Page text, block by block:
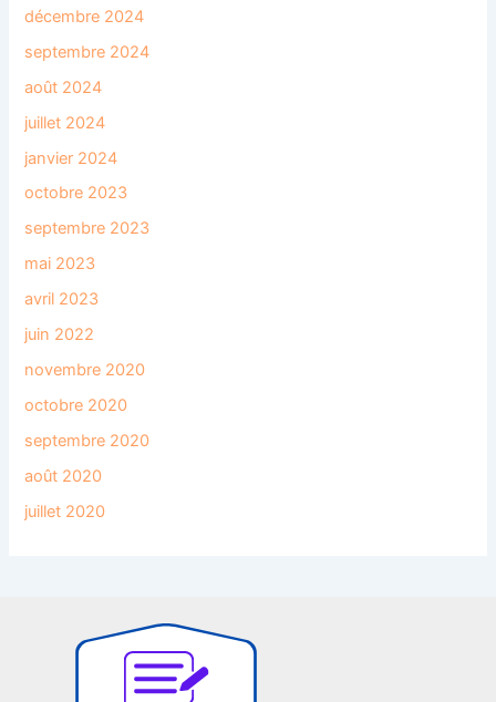
décembre 2024
septembre 2024
août 2024
juillet 2024
janvier 2024
octobre 2023
septembre 2023
mai 2023
avril 2023
juin 2022
novembre 2020
octobre 2020
septembre 2020
août 2020
juillet 2020